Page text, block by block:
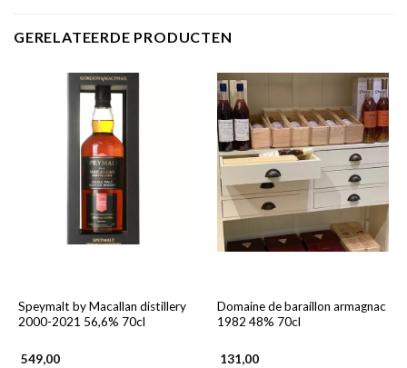
GERELATEERDE PRODUCTEN
Speymalt by Macallan distillery
2000-2021 56,6% 70cl
549,00
Domaine de baraillon armagnac
1982 48% 70cl
131,00